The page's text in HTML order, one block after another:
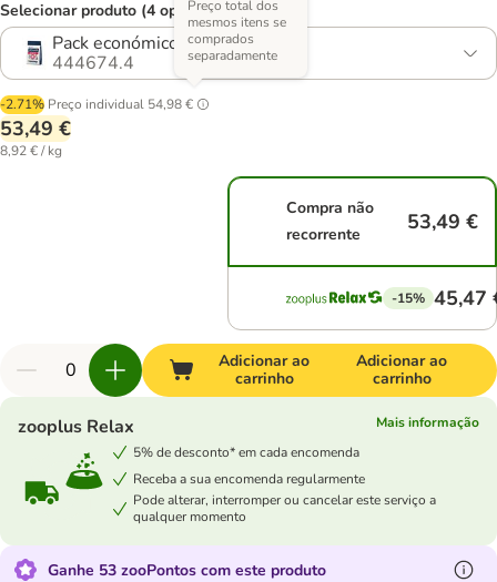
Selecionar produto (4 opções)
Pack económico: 2 x 3 kg
444674.4
-2.71% Preço individual 54,98 €
Preço total dos
mesmos itens se
comprados
separadamente
53,49 €
8,92 € / kg
Compra não
recorrente
53,49 €
-15% 45,47
Adicionar ao
carrinho
Adicionar ao
carrinho
zooplus Relax
Mais informação
5% de desconto* em cada encomenda
Receba a sua encomenda regularmente
Pode alterar, interromper ou cancelar este serviço a
qualquer momento
Ganhe 53 zooPontos com este produto